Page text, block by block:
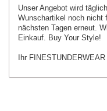
Unser Angebot wird
Wunschartikel noch nicht
nächsten Tagen erneut.
Einkauf. Buy Your Style!
Ihr